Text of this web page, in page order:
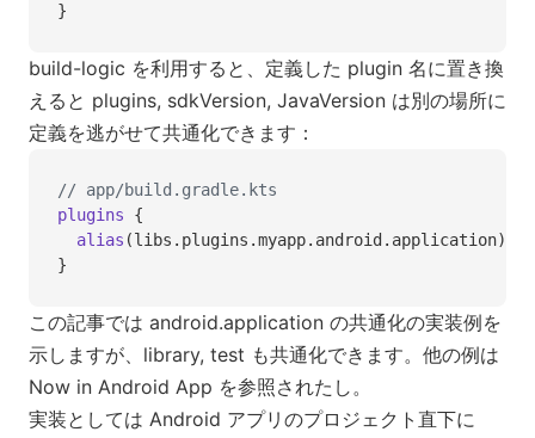
}
build-logic を利用すると、定義した plugin 名に置き換
えると plugins, sdkVersion, JavaVersion は別の場所に
定義を逃がせて共通化できます：
// app/build.gradle.kts
plugins {
  alias
(libs.plugins.myapp.android.application)
}
この記事では android.application の共通化の実装例を
示しますが、library, test も共通化できます。他の例は
Now in Android App を参照されたし。
実装としては Android アプリのプロジェクト直下に